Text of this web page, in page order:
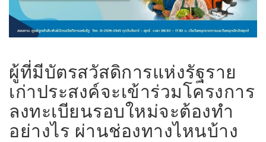
ผู้ที่มีบัตรสวัสดิการแห่งรัฐราย
เก่าประสงค์จะเข้าร่วมโครงการ
ลงทะเบียนรอบใหม่จะต้องทำ
อย่างไร ผ่านช่องทางไหนบ้าง